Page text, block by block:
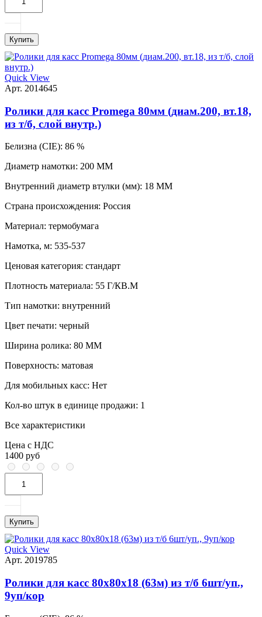
Купить
Quick View
Арт. 2014645
Ролики для касс Promega 80мм (диам.200, вт.18,
из т/б, слой внутр.)
Белизна (CIE): 86 %
Диаметр намотки: 200 ММ
Внутренний диаметр втулки (мм): 18 ММ
Страна происхождения: Россия
Материал: термобумага
Намотка, м: 535-537
Ценовая категория: стандарт
Плотность материала: 55 Г/КВ.М
Тип намотки: внутренний
Цвет печати: черный
Ширина ролика: 80 ММ
Поверхность: матовая
Для мобильных касс: Нет
Кол-во штук в единице продажи: 1
Все характеристики
Цена с НДС
1400 руб
Купить
Quick View
Арт. 2019785
Ролики для касс 80х80х18 (63м) из т/б 6шт/уп.,
9уп/кор